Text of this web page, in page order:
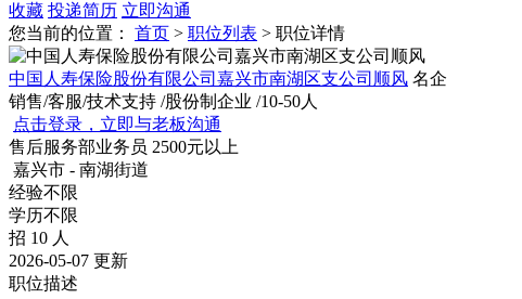
收藏 投递简历 立即沟通
您当前的位置： 首页 > 职位列表 > 职位详情
中国人寿保险股份有限公司嘉兴市南湖区支公司顺风 名企
销售/客服/技术支持 /股份制企业 /10-50人
点击登录，立即与老板沟通
售后服务部业务员 2500元以上
嘉兴市 - 南湖街道
经验不限
学历不限
招 10 人
2026-05-07 更新
职位描述